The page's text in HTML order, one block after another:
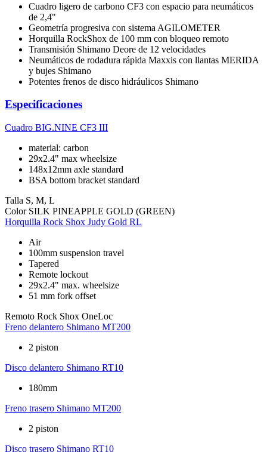
Cuadro ligero de carbono CF3 con espacio para neumáticos
de 2,4"
Geometría progresiva con sistema AGILOMETER
Horquilla RockShox de 100 mm con bloqueo remoto
Transmisión Shimano Deore de 12 velocidades
Neumáticos de rodadura rápida Maxxis con llantas MERIDA
y bujes Shimano
Potentes frenos de disco hidráulicos Shimano
Especificaciones
Cuadro BIG.NINE CF3 III
material: carbon
29x2.4" max wheelsize
148x12mm axle standard
BSA bottom bracket standard
Talla S, M, L
Color SILK PINEAPPLE GOLD (GREEN)
Horquilla Rock Shox Judy Gold RL
Air
100mm suspension travel
Tapered
Remote lockout
29x2.4" max. wheelsize
51 mm fork offset
Remoto Rock Shox OneLoc
Freno delantero Shimano MT200
2 piston
Disco delantero Shimano RT10
180mm
Freno trasero Shimano MT200
2 piston
Disco trasero Shimano RT10